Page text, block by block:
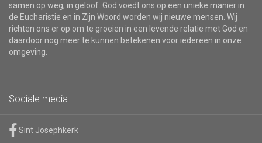
samen op weg, in geloof. God voedt ons op een unieke manier in
de Eucharistie en in Zijn Woord worden wij nieuwe mensen. Wij
richten ons er op om te groeien in een levende relatie met God en
daardoor nog meer te kunnen betekenen voor iedereen in onze
omgeving.
Sociale media
Sint Josephkerk